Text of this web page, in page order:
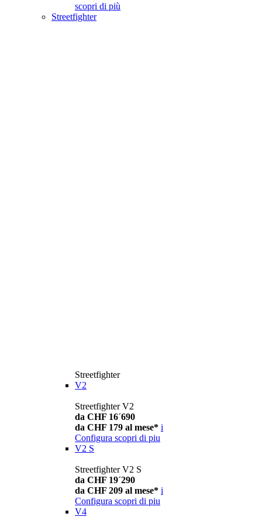
scopri di più
Streetfighter
Streetfighter
V2
Streetfighter V2
da CHF 16´690
da CHF 179 al mese* i
Configura scopri di piu
V2 S
Streetfighter V2 S
da CHF 19´290
da CHF 209 al mese* i
Configura scopri di piu
V4